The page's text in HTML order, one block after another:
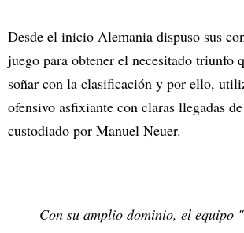
Desde el inicio Alemania dispuso sus
juego para obtener el necesitado triunfo
soñar con la clasificación y por ello,
ofensivo asfixiante con claras llegadas
custodiado por Manuel Neuer.
Con su amplio dominio, el equipo